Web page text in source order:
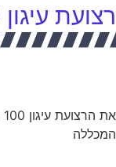
רצועת עיגון 100 ס"מ
המכללה